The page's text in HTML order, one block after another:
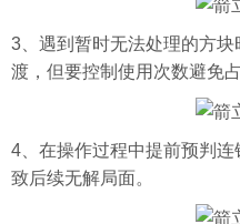
3、遇到暂时无法处理的方
渡，但要控制使用次数避免占
4、在操作过程中提前预判
致后续无解局面。